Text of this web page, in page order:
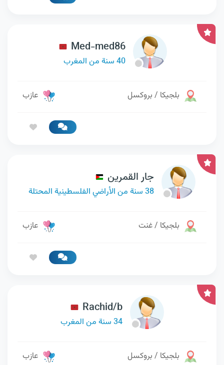
Med-med86
40 سنة من المغرب
بلجيكا / بروكسل عازب
جار القمرين
38 سنة من الأراضي الفلسطينية المحتلة
بلجيكا / غنت عازب
Rachid/b
34 سنة من المغرب
بلجيكا / بروكسل عازب